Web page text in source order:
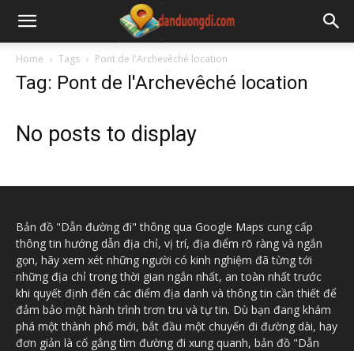
Home Tags Pont de l'Archevêché location
Tag: Pont de l'Archevêché location
No posts to display
Bản đồ "Dẫn đường đi" thông qua Google Maps cung cấp
thông tin hướng dẫn địa chỉ, vị trí, địa điểm rõ ràng và ngắn
gọn, hãy xem xét những người có kinh nghiệm đã từng tới
những địa chỉ trong thời gian ngắn nhất, an toàn nhất trước
khi quyết định đến các điểm địa danh và thông tin cần thiết để
đảm bảo một hành trình trơn tru và tự tin. Dù bạn đang khám
phá một thành phố mới, bắt đầu một chuyến đi đường dài, hay
đơn giản là cố gắng tìm đường đi xung quanh, bản đồ "Dẫn